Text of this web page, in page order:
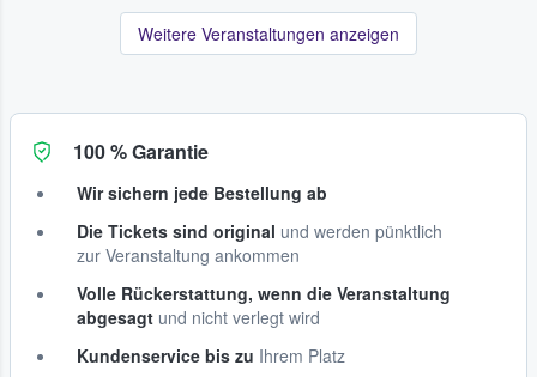
Weitere Veranstaltungen anzeigen
100 % Garantie
Wir sichern jede Bestellung ab
Die Tickets sind original und werden pünktlich
zur Veranstaltung ankommen
Volle Rückerstattung, wenn die Veranstaltung
abgesagt und nicht verlegt wird
Kundenservice bis zu Ihrem Platz